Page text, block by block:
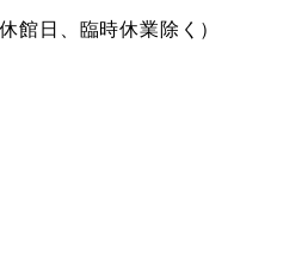
館日、臨時休業除く）